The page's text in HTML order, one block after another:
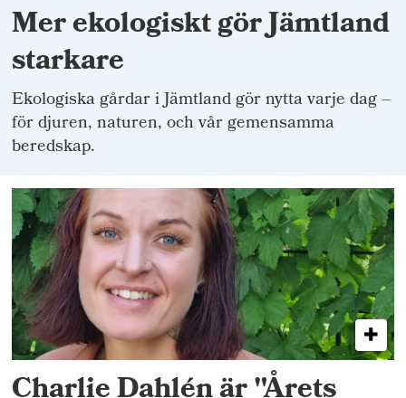
Mer ekologiskt gör Jämtland
starkare
Ekologiska gårdar i Jämtland gör nytta varje dag –
för djuren, naturen, och vår gemensamma
beredskap.